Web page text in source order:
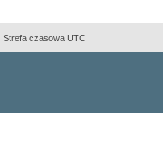
Strefa czasowa UTC